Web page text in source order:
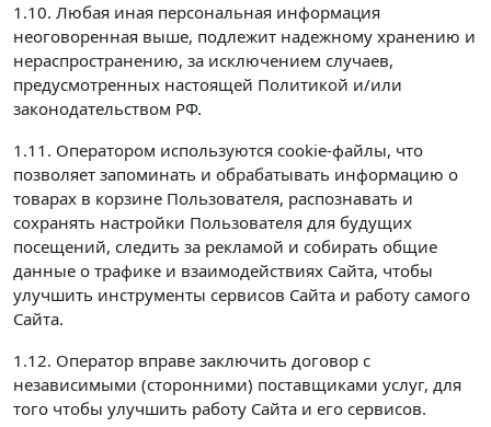
1.10. Любая иная персональная информация
неоговоренная выше, подлежит надежному хранению и
нераспространению, за исключением случаев,
предусмотренных настоящей Политикой и/или
законодательством РФ.
1.11. Оператором используются cookie-файлы, что
позволяет запоминать и обрабатывать информацию о
товарах в корзине Пользователя, распознавать и
сохранять настройки Пользователя для будущих
посещений, следить за рекламой и собирать общие
данные о трафике и взаимодействиях Сайта, чтобы
улучшить инструменты сервисов Сайта и работу самого
Сайта.
1.12. Оператор вправе заключить договор с
независимыми (сторонними) поставщиками услуг, для
того чтобы улучшить работу Сайта и его сервисов.